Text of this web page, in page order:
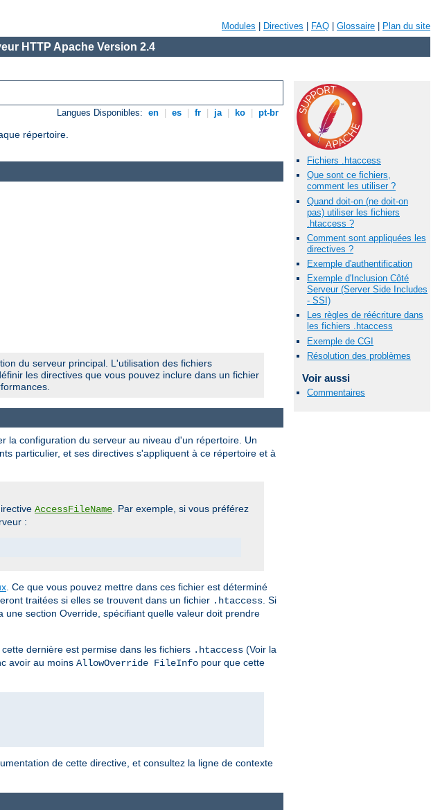
Modules Directives FAQ Glossaire Plan du site
HTTP Apache Version 2.4
Langues Disponibles: en es fr ja ko pt-br
répertoire.
Fichiers .htaccess
Que sont ce fichiers,
comment les utiliser ?
Quand doit-on (ne doit-on
pas) utiliser les fichiers
.htaccess ?
Comment sont appliquées les
directives ?
Exemple d'authentification
Exemple d'Inclusion Côté
Serveur (Server Side Includes
- SSI)
Les règles de réécriture dans
les fichiers .htaccess
Exemple de CGI
Résolution des problèmes
Voir aussi
Commentaires
du serveur principal. L'utilisation des fichiers
les directives que vous pouvez inclure dans un fichier
la configuration du serveur au niveau d'un répertoire. Un
particulier, et ses directives s'appliquent à ce répertoire et à
AccessFileName . Par exemple, si vous préférez
:
. Ce que vous pouvez mettre dans ces fichier est déterminé
traitées si elles se trouvent dans un fichier .htaccess . Si
section Override, spécifiant quelle valeur doit prendre
cette dernière est permise dans les fichiers .htaccess (Voir la
avoir au moins AllowOverride FileInfo pour que cette
de cette directive, et consultez la ligne de contexte